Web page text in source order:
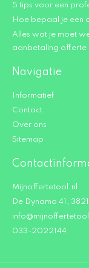
5 tips voor een
Hoe bepaal je een
Alles wat je moet
aanbetaling offerte
Navigatie
Informatief
Contact
Over ons
Sitemap
Mijnoffertetool.nl
De Dynamo 41,
033-2022144